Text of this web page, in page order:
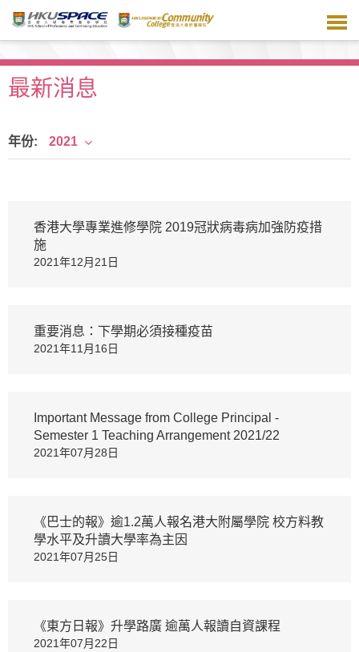
主
容最新消息
年份: 2021
香港大學專業進修學院 2019冠狀病毒病加強防疫措
施
2021年12月21日
重要消息：下學期必須接種疫苗
2021年11月16日
Important Message from College Principal -
Semester 1 Teaching Arrangement 2021/22
2021年07月28日
《巴士的報》逾1.2萬人報名港大附屬學院 校方料教
學水平及升讀大學率為主因
2021年07月25日
《東方日報》升學路廣 逾萬人報讀自資課程
2021年07月22日